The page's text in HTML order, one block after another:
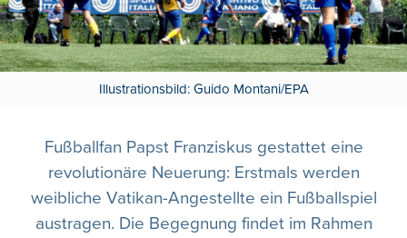
Illustrationsbild: Guido Montani/EPA
Fußballfan Papst Franziskus gestattet eine
revolutionäre Neuerung: Erstmals werden
weibliche Vatikan-Angestellte ein Fußballspiel
austragen. Die Begegnung findet im Rahmen